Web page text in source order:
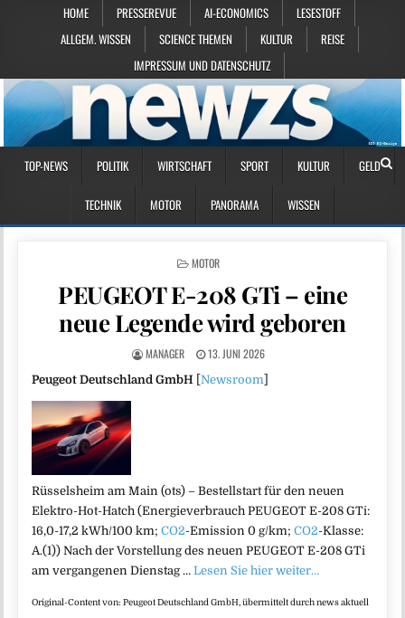
HOME PRESSEREVUE AI-ECONOMICS
LESESTOFF
ALLGEM. WISSEN
SCIENCE THEMEN KULTUR
REISE
IMPRESSUM UND DATENSCHUTZ
TOP-NEWS POLITIK WIRTSCHAFT SPORT KULTUR GELD
TECHNIK MOTOR PANORAMA WISSEN
POSTED IN
MOTOR
PEUGEOT E-208 GTi – eine
neue Legende wird geboren
MANAGER 13. JUNI 2026
Peugeot Deutschland GmbH [Newsroom
Rüsselsheim am Main (ots) – Bestellstart für den neuen
Elektro-Hot-Hatch (Energieverbrauch PEUGEOT E-208 GTi:
16,0-17,2 kWh/100 km;CO2-Emission 0 g/km;CO2-Klasse:
A.(1)) Nach der Vorstellung des neuen PEUGEOT E-208 GTi
am vergangenen Dienstag …Lesen Sie hier weiter…
Original-Content von: Peugeot Deutschland GmbH, übermittelt durch news aktuell